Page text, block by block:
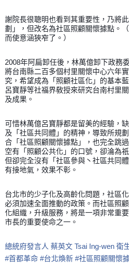
謝院長很聰明也看到其重要性，乃將
劃」，但改名為社區照顧關懷據點。
而使意涵狹窄了。）
2008年阿扁卸任後，林萬億卸下政務
將台南縣二百多個村里關懷中心六年
究，希望成為「照顧社區化」的基本
呂寶靜等社福界敎授來研究台南村里
及成果。
可惜林萬億呂寶靜都是留美的經驗，
及「社區共同體」的精神，導致所規
合「社區照顧關懷據點」，也完全跳
空有「照顧公共化」的口號，卻淪為
但卻完全沒有「社區參與丶社區共同
有接地氣，效果不彰。
台北市的少子化及高齡化問題，社區
必須加速全面推動的政策。而社區照
化組織，升級服務，將是一項非常重
市長的重要使命之一。
總統府發言人 蔡英文 Tsai Ing-wen 衛
#首都革命 #台北煥新 #社區照顧關懷